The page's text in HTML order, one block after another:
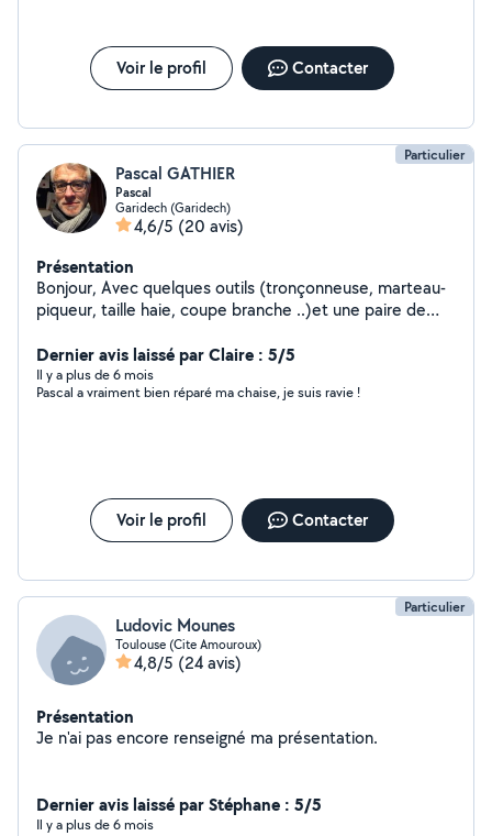
Voir le profil Contacter
Particulier
Pascal GATHIER
Pascal
Garidech (Garidech)
4,6/5 (20 avis)
Présentation
Bonjour, Avec quelques outils (tronçonneuse, marteau-
piqueur, taille haie, coupe branche ..)et une paire de
déjà arrivé de laisser libre cours à ce que les gens
peuvent donner en fonction de leur situation.
Dernier avis laissé par Claire : 5/5
Il y a plus de 6 mois
Pascal a vraiment bien réparé ma chaise, je suis ravie !
Voir le profil Contacter
Particulier
Ludovic Mounes
Toulouse (Cite Amouroux)
4,8/5 (24 avis)
Présentation
Je n'ai pas encore renseigné ma présentation.
Dernier avis laissé par Stéphane : 5/5
Il y a plus de 6 mois